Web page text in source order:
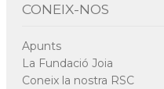
CONEIX-NOS
Apunts
La Fundació Joia
Coneix la nostra RSC